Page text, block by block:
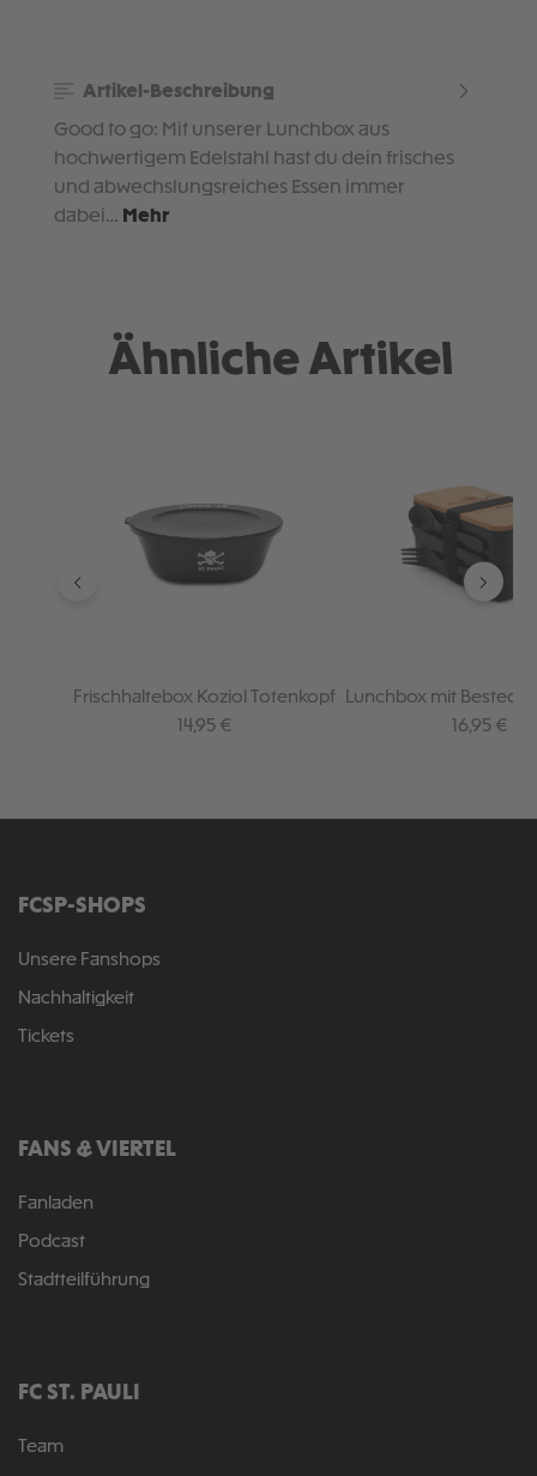
Artikel-Beschreibung
Good to go: Mit unserer Lunchbox aus
hochwertigem Edelstahl hast du dein frisches
und abwechslungsreiches Essen immer
dabei… Mehr
Ähnliche Artikel
Frischhaltebox Koziol Totenkopf
Regulärer Preis:
14,95 €
Lunchbox mit Besteck
Regulärer
16,95 €
FCSP-SHOPS
Unsere Fanshops
Nachhaltigkeit
Tickets
FANS & VIERTEL
Fanladen
Podcast
Stadtteilführung
FC ST. PAULI
Team